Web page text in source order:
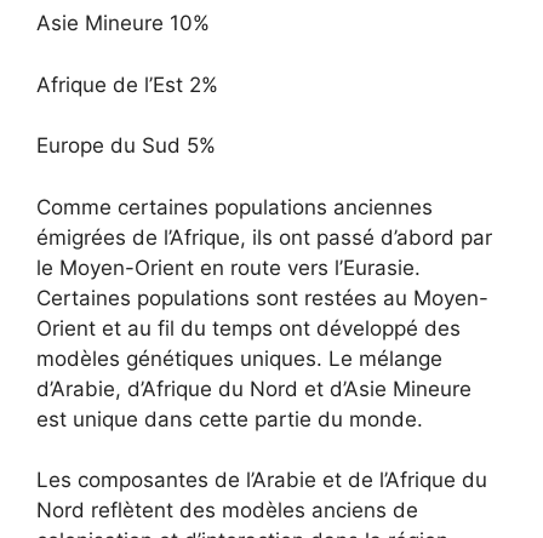
Asie Mineure 10%
Afrique de l’Est 2%
Europe du Sud 5%
Comme certaines populations anciennes
émigrées de l’Afrique, ils ont passé d’abord par
le Moyen-Orient en route vers l’Eurasie.
Certaines populations sont restées au Moyen-
Orient et au fil du temps ont développé des
modèles génétiques uniques. Le mélange
d’Arabie, d’Afrique du Nord et d’Asie Mineure
est unique dans cette partie du monde.
Les composantes de l’Arabie et de l’Afrique du
Nord reflètent des modèles anciens de